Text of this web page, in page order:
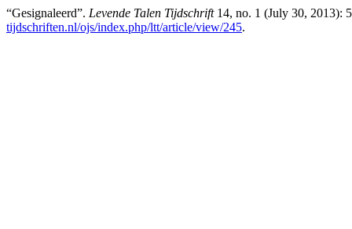
“Gesignaleerd”. Levende Talen Tijdschrift14, no. 1 (July 30, 2013):
tijdschriften.nl/ojs/index.php/ltt/article/view/245.